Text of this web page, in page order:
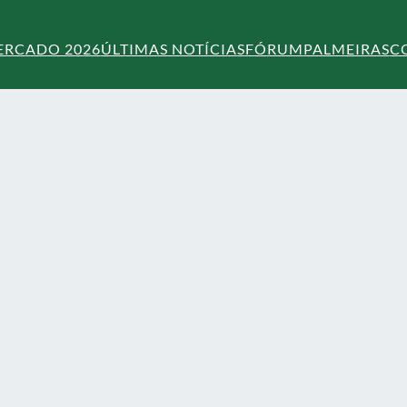
2026ÚLTIMAS NOTÍCIASFÓRUMPALMEIRAS